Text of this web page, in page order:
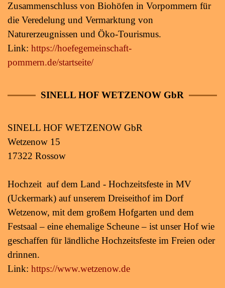
Zusammenschluss von Biohöfen in Vorpommern für
die Veredelung und Vermarktung von
Naturerzeugnissen und Öko-Tourismus.
Link: https://hoefegemeinschaft-
pommern.de/startseite/
SINELL HOF WETZENOW GbR
SINELL HOF WETZENOW GbR
Wetzenow 15
17322 Rossow
Hochzeit auf dem Land - Hochzeitsfeste in MV
(Uckermark) auf unserem Dreiseithof im Dorf
Wetzenow, mit dem großem Hofgarten und dem
Festsaal – eine ehemalige Scheune – ist unser Hof wie
geschaffen für ländliche Hochzeitsfeste im Freien oder
drinnen.
Link: https://www.wetzenow.de